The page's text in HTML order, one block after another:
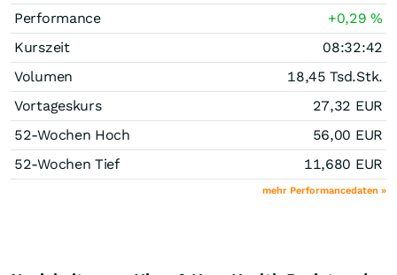
Performance
+0,29%
Kurszeit
08:32:42
Volumen
18,45 Tsd.Stk.
Vortageskurs
27,32 EUR
52-Wochen Hoch
56,00 EUR
52-Wochen Tief
11,680 EUR
mehr Performancedaten »